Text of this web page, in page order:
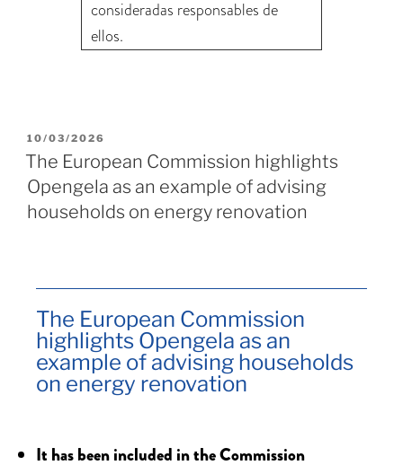
consideradas responsables de
ellos.
10/03/2026
The European Commission highlights
Opengela as an example of advising
households on energy renovation
The European Commission
highlights Opengela as an
example of advising households
on energy renovation
It has been included in the Commission